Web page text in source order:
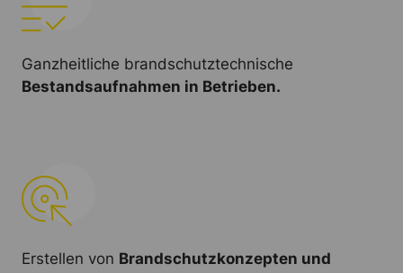
Ganzheitliche brandschutztechnische
Bestandsaufnahmen in Betrieben.
Erstellen von Brandschutzkonzepten und